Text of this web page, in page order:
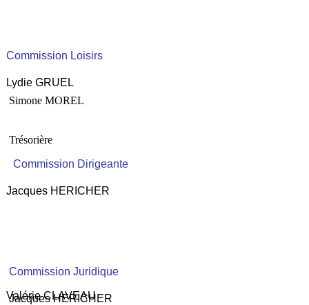
Simone MOREL
Trésorière
Valérie CLAVEAU
Commission Loisirs
Lydie GRUEL
Commission Dirigeante
Jacques HERICHER
Commission Juridique
Jacques HERICHER